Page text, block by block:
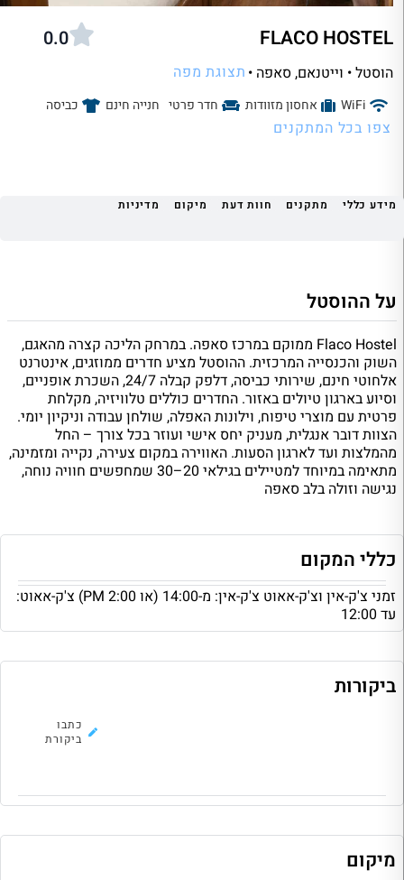
FLACO HOSTEL
0.0
הוסטל • וייטנאם, סאפה • תצוגת מפה
WiFi אחסון מזוודות חדר פרטי חנייה חינם כביסה
צפו בכל המתקנים
מידע כללי מתקנים חוות דעת מיקום מדיניות
על ההוסטל
Flaco Hostel ממוקם במרכז סאפה. במרחק הליכה קצרה מהאגם,
השוק והכנסייה המרכזית. ההוסטל מציע חדרים ממוזגים, אינטרנט
אלחוטי חינם, שירותי כביסה, דלפק קבלה 24/7, השכרת אופניים,
וסיוע בארגון טיולים באזור. החדרים כוללים טלוויזיה, מקלחת
פרטית עם מוצרי טיפוח, וילונות האפלה, שולחן עבודה וניקיון יומי.
הצוות דובר אנגלית, מעניק יחס אישי ועוזר בכל צורך – החל
מהמלצות ועד לארגון הסעות. האווירה במקום צעירה, נקייה ומזמינה,
מתאימה במיוחד למטיילים בגילאי 20–30 שמחפשים חוויה נוחה,
נגישה וזולה בלב סאפה
כללי המקום
זמני צ'ק-אין וצ'ק-אאוט צ'ק-אין: מ-14:00 (או 2:00 PM) צ'ק-אאוט:
עד 12:00
ביקורות
כתבו
ביקורת
מיקום